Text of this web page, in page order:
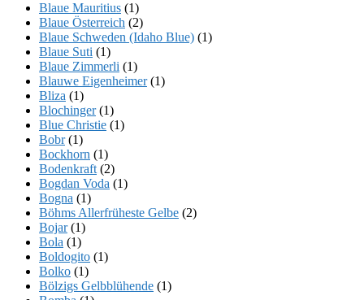
Blaue Mauritius (1)
Blaue Österreich (2)
Blaue Schweden (Idaho Blue) (1)
Blaue Suti (1)
Blaue Zimmerli (1)
Blauwe Eigenheimer(1)
Bliza (1)
Blochinger(1)
Blue Christie (1)
Bobr(1)
Bockhorn (1)
Bodenkraft (2)
Bogdan Voda (1)
Bogna (1)
Böhms Allerfrüheste Gelbe (2)
Bojar(1)
Bola (1)
Boldogito (1)
Bolko (1)
Bölzigs Gelbblühende (1)